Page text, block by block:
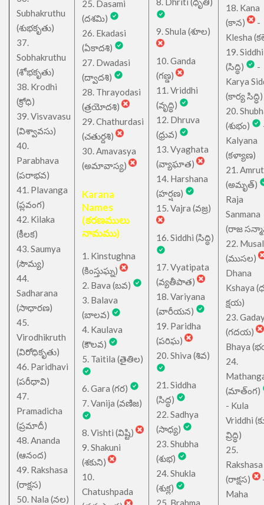
Subhakruthu
(శుభకృతు)
37.
Sobhakruthu
(శోభకృతు)
38. Krodhi
(క్రోధి)
39. Visvavasu
(విశ్వావసు)
40.
Parabhava
(పరాభవ)
41. Plavanga
(ప్లవంగ)
42. Kilaka
(కీలక)
43. Saumya
(సౌమ్య)
44.
Sadharana
(సాధారణ)
45.
Virodhikruth
(విరోధికృతు)
46. Paridhavi
(పరీధావి)
47.
Pramadicha
(ప్రమాదీ)
48. Ananda
(ఆనంద)
49. Rakshasa
(రాక్షస)
50. Nala (నల)
25. Dasami
(దశమి)
26. Ekadasi
(ఏకాదశి)
27. Dwadasi
(ద్వాదశి)
28. Thrayodasi
(త్రయోదశి)
29. Chathurdasi
(చతుర్దశి)
30. Amavasya
(అమావాస్య)
Karana
Names
(కరణములు
నామము)
1. Kinstughna
(కింస్తుఘ్న)
2. Bava (బవ)
3. Balava
(బాలవ)
4. Kaulava
(కౌలవ)
5. Taitila (తైతిల)
6. Gara (గర)
7. Vanija (వణిజ)
8. Vishti (విష్టి)
9. Shakuni
(శకుని)
10.
Chatushpada
9. Shula (శూల)
10. Ganda
(గణ్డ)
11. Vriddhi
(వృద్ధి)
12. Dhruva
(ధ్రువ)
13. Vyaghata
(వ్యాఘాత)
14. Harshana
(హర్షణ)
15. Vajra (వజ్ర)
16. Siddhi (సిద్ధి)
17. Vyatipata
(వ్యతీపాత)
18. Variyana
(వారీయన)
19. Paridha
(పరిఘ)
20. Shiva (శివ)
21. Siddha
(సిద్ధ)
22. Sadhya
(సాధ్య)
23. Shubha
(శుభ)
24. Shukla
(శుక్ల)
25. Brahma
18. Kana
(కాన)
-
Klesha
19. Siddhi
(సిద్ధి)
-
Karya
(కార్య సిద్ధి)
20.
(శుభం)
Kalyana
(కళ్యాణ)
21.
(అమృత్)
Raja
Sanmana
(రాజ
22.
(ముసల)
Dhana
Kshaya
క్షయ)
23.
(గదయ)
Bhaya
24.
(మాత్ంగ)
- Kula
Vriddhi
వ్రిద్ధి)
25.
Rakshasa
(రాక్షస)
Maha